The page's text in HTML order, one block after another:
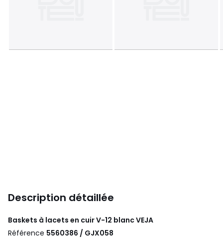
Description détaillée
Baskets à lacets en cuir V-12 blancVEJA
Référence 5560386 / GJX058